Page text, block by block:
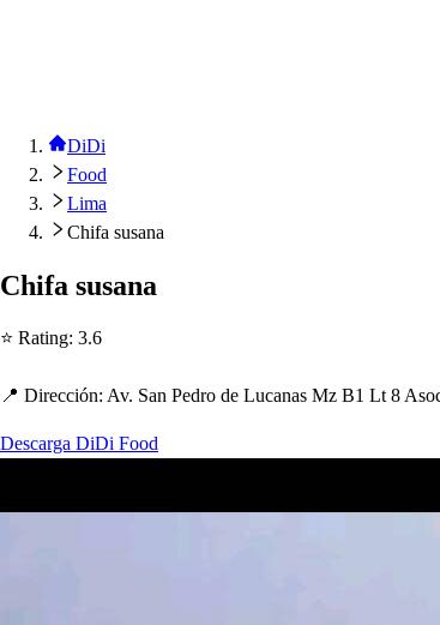
DiDi
Food
Lima
Chifa susana
Chifa susana
⭐ Rating: 3.6
📍 Dirección: Av. San Pedro de Lucanas Mz B1 Lt 8 As
Descarga DiDi Food